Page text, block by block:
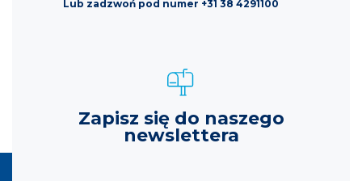
Lub zadzwoń pod numer +31 38 4291100
Zapisz się do naszego
newslettera